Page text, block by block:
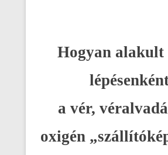
Hogyan
a vér,
oxigén